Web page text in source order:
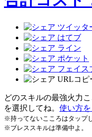
どのスキルの最強火力
を選択してね。 使い方を
※持ってないこころはタップ
※ブレススキルは準備中よ。